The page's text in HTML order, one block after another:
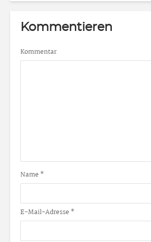
Kommentieren
Kommentar
Name *
E-Mail-Adresse *